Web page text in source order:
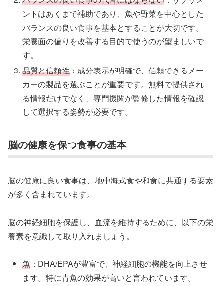
ントはあくまで補助であり、魚や野菜を中心とした
バランスの良い食事を基本とすることが大切です。
栄養面の偏りを改善する目的で使うのが望ましいで
す。
品質と信頼性 ：成分表示が明確で、信頼できるメー
カーの製品を選ぶことが重要です。無料で提供され
る情報だけでなく、専門機関が監修した情報を確認
して選択する姿勢が必要です。
脳の健康を保つ食事の基本
脳の健康に良い食事は、地中海式食や和食に共通する要素
が多く含まれています。
脳の神経細胞を保護し、血流を維持するために、以下の栄
養素を意識して取り入れましょう。
魚 ：DHA/EPAが豊富で、神経細胞の機能を向上させ
ます。特に青魚の効果が高いと言われています。